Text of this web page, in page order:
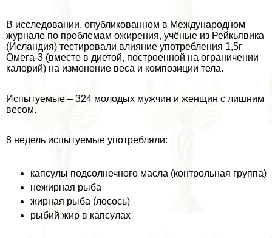
В исследовании, опубликованном в Международном
журнале по проблемам ожирения, учёные из Рейкьявика
(Исландия) тестировали влияние употрeбления 1,5г
Омега-3 (вместе в диетой, построенной на ограничении
калорий) на изменение веса и композиции тела.
Испытуемые – 324 молодых мужчин и женщин с лишним
весом.
8 недель испытуемые употрeбляли:
капсулы подсолнечного масла (контрольная группа)
нежирная рыба
жирная рыба (лосось)
рыбий жир в капсулах